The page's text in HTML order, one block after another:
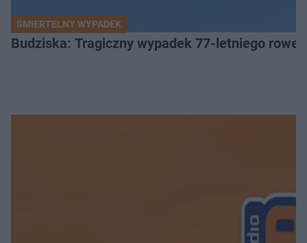
ŚMIERTELNY WYPADEK
Budziska: Tragiczny wypadek 77-letniego